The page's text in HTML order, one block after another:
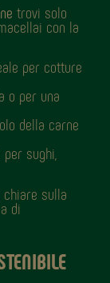
trovi solo
con la
per cotture
o per una
della carne
sughi,
sulla
di